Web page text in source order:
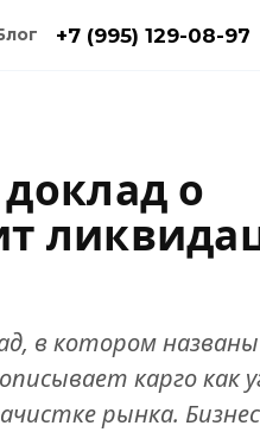
+7 (995) 129-08-97
о
в котором
карго как
рынка. Бизнес